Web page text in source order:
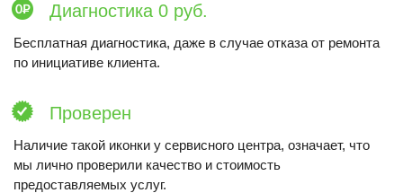
Диагностика 0 руб.
Бесплатная диагностика, даже в случае отказа от ремонта
по инициативе клиента.
Проверен
Наличие такой иконки у сервисного центра, означает, что
мы лично проверили качество и стоимость
предоставляемых услуг.